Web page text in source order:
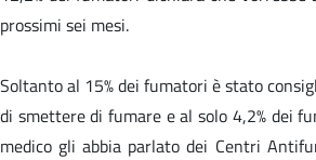
prossimi sei mesi.
Soltanto al 15% dei fumatori è stato
di smettere di fumare e al solo 4,2% dei
medico gli abbia parlato dei Centri